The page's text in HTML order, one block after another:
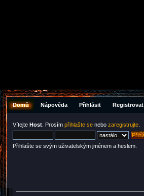
Domů Nápověda Přihlásit Registrovat
Vítejte Host . Prosím přihlašte se nebo zaregistrujte
Přihlašte se svým uživatelským jménem a heslem.